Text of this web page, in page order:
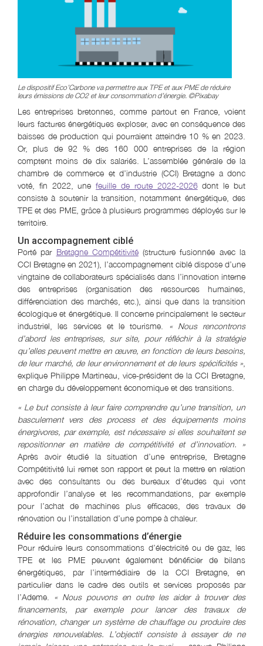
Le dispositif Eco’Carbone va permettre aux TPE et aux PME de réduire
leurs émissions de CO2 et leur consommation d’énergie. ©Pixabay
Les entreprises bretonnes, comme partout en France, voient
leurs factures énergétiques exploser, avec en conséquence des
baisses de production qui pourraient atteindre 10 % en 2023.
Or, plus de 92 % des 160 000 entreprises de la région
comptent moins de dix salariés. L’assemblée générale de la
chambre de commerce et d’industrie (CCI) Bretagne a donc
voté, fin 2022, unefeuille de route 2022-2026dont le but
consiste à soutenir la transition, notamment énergétique, des
TPE et des PME, grâce à plusieurs programmes déployés sur le
territoire.
Un accompagnement ciblé
Porté par Bretagne Compétitivité(structure fusionnée avec la
CCI Bretagne en 2021), l’accompagnement ciblé dispose d’une
vingtaine de collaborateurs spécialisés dans l’innovation interne
des entreprises (organisation des ressources humaines,
différenciation des marchés, etc.), ainsi que dans la transition
écologique et énergétique. Il concerne principalement le secteur
industriel, les services et le tourisme. « Nous rencontrons
d’abord les entreprises, sur site, pour réfléchir à la stratégie
qu’elles peuvent mettre en œuvre, en fonction de leurs besoins,
de leur marché, de leur environnement et de leurs spécificités »
explique Philippe Martineau, vice-président de la CCI Bretagne,
en charge du développement économique et des transitions.
« Le but consiste à leur faire comprendre qu’une transition, un
basculement vers des process et des équipements moins
énergivores, par exemple, est nécessaire si elles souhaitent se
repositionner en matière de compétitivité et d’innovation. »
Après avoir étudié la situation d’une entreprise, Bretagne
Compétitivité lui remet son rapport et peut la mettre en relation
avec des consultants ou des bureaux d’études qui vont
approfondir l’analyse et les recommandations, par exemple
pour l’achat de machines plus efficaces, des travaux de
rénovation ou l’installation d’une pompe à chaleur.
Réduire les consommations d’énergie
Pour réduire leurs consommations d’électricité ou de gaz, les
TPE et les PME peuvent également bénéficier de bilans
énergétiques, par l’intermédiaire de la CCI Bretagne, en
particulier dans le cadre des outils et services proposés par
l’Ademe. « Nous pouvons en outre les aider à trouver des
financements, par exemple pour lancer des travaux de
rénovation, changer un système de chauffage ou produire des
énergies renouvelables. L’objectif consiste à essayer de ne